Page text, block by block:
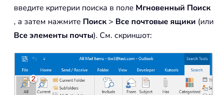
введите критерии поиска в поле Мгновенный Поиск
, а затем нажмите Поиск > Все почтовые ящики (или
Все элементы почты). См. скриншот: